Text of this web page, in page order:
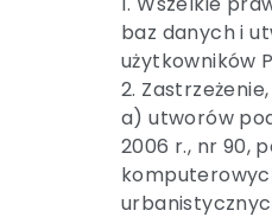
baz danych i
użytkowników
2.
a) utworów
2006 r., nr 90,